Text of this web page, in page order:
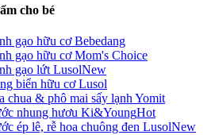
cho bé
gạo hữu cơ Bebedang
gạo hữu cơ Mom's Choice
gạo lứt LusolNew
biển hữu cơ Lusol
chua & phô mai sấy lạnh Yomit
nhung hươu Ki&YoungHot
ép lê, rễ hoa chuông đen LusolNew